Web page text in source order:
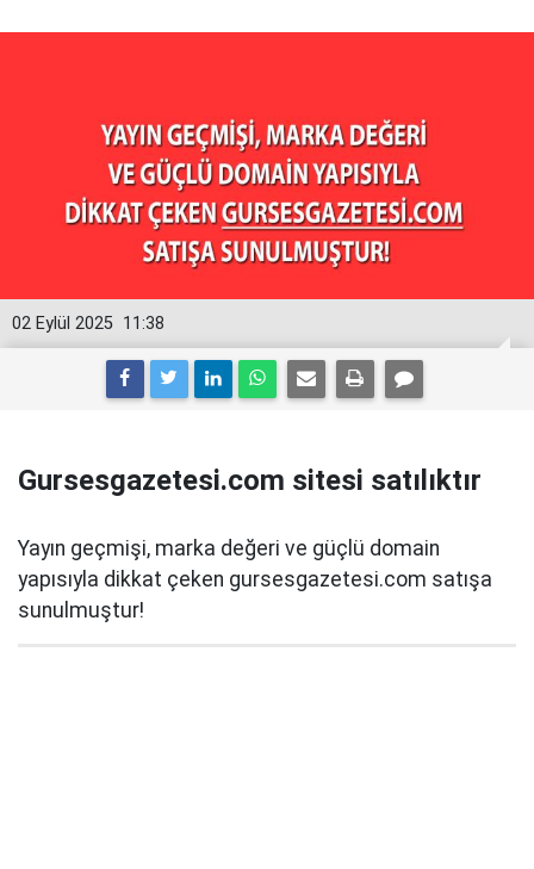
11:38
02 Eylül 2025
Gursesgazetesi.com sitesi satılıktır
Yayın geçmişi, marka değeri ve güçlü domain
yapısıyla dikkat çeken gursesgazetesi.com satışa
sunulmuştur!